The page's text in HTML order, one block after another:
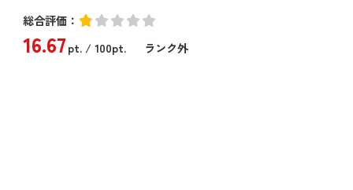
総合評価：
16.67pt./ 100pt. ランク外